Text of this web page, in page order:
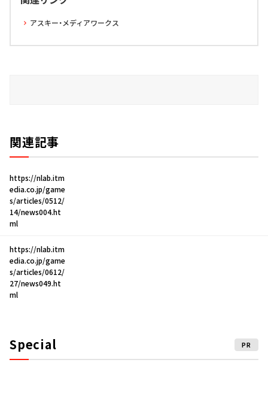
アスキー・メディアワークス
関連記事
https://nlab.itm
edia.co.jp/game
s/articles/0512/
14/news004.ht
ml
https://nlab.itm
edia.co.jp/game
s/articles/0612/
27/news049.ht
ml
Special PR